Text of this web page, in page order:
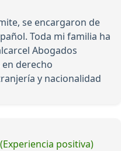
se encargaron de
Toda mi familia ha
Abogados
derecho
y nacionalidad
positiva)